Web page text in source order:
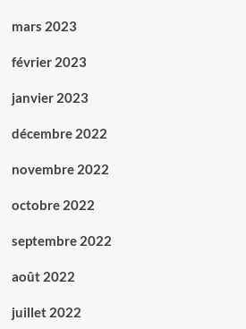
mars 2023
février 2023
janvier 2023
décembre 2022
novembre 2022
octobre 2022
septembre 2022
août 2022
juillet 2022